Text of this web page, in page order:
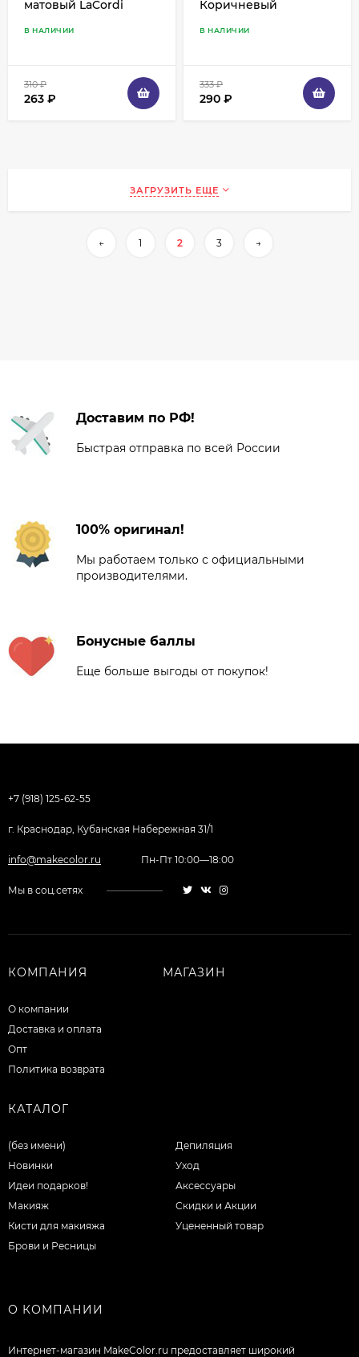
матовый LaCordi
В НАЛИЧИИ
310₽
263 ₽
Коричневый
В НАЛИЧИИ
333₽
290 ₽
ЗАГРУЗИТЬ ЕЩЕ
← 1 2 3 →
Доставим по РФ!
Быстрая отправка по всей России
100% оригинал!
Мы работаем только с официальными
производителями.
Бонусные баллы
Еще больше выгоды от покупок!
+7 (918) 125-62-55
г. Краснодар, Кубанская Набережная 31/1
info@makecolor.ru Пн-Пт 10:00—18:00
Мы в соц.сетях
КОМПАНИЯ
О компании
Доставка и оплата
Опт
Политика возврата
МАГАЗИН
КАТАЛОГ
(без имени)
Новинки
Идеи подарков!
Макияж
Кисти для макияжа
Брови и Ресницы
Депиляция
Уход
Аксессуары
Скидки и Акции
Уцененный товар
О КОМПАНИИ
Интернет-магазин MakeColor.ru предоставляет широкий